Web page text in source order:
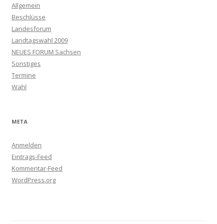
Allgemein
Beschlüsse
Landesforum
Landtagswahl 2009
NEUES FORUM Sachsen
Sonstiges
Termine
Wahl
META
Anmelden
Eintrags-Feed
Kommentar-Feed
WordPress.org